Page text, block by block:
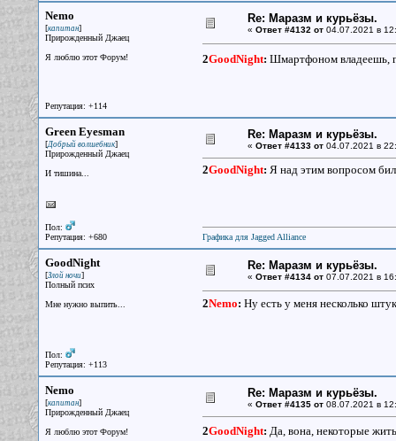
Nemo
[капитан]
Прирожденный Джаец
Я люблю этот Форум!
Репутация: +114
Re: Маразм и курьёзы.
« Ответ #4132 от04.07.2021 в
2GoodNight: Шмартфоном владеешь,
Green Eyesman
[Добрый волшебник]
Прирожденный Джаец
И тишина...
Пол:
Репутация: +680
Re: Маразм и курьёзы.
« Ответ #4133 от04.07.2021 в
2GoodNight: Я над этим вопросом
Графика для Jagged Alliance
GoodNight
[Злой ночи]
Полный псих
Мне нужно выпить...
Пол:
Репутация: +113
Re: Маразм и курьёзы.
« Ответ #4134 от07.07.2021 в
2Nemo: Ну есть у меня несколько
Nemo
[капитан]
Прирожденный Джаец
Я люблю этот Форум!
Re: Маразм и курьёзы.
« Ответ #4135 от08.07.2021 в
2GoodNight: Да, вона, некоторые